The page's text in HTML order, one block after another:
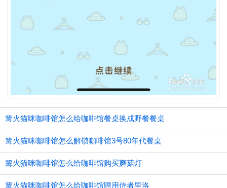
篝火猫咪咖啡馆怎么给咖啡馆餐桌换成野餐餐桌
篝火猫咪咖啡馆怎么解锁咖啡馆3号80年代餐桌
篝火猫咪咖啡馆怎么给咖啡馆购买蘑菇灯
篝火猫咪咖啡馆怎么给咖啡馆聘用侍者里洛